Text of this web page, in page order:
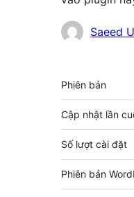
Những
góp
Saeed
Meta
Phiên bản
Cập nhật lần
Số lượt cài đặt
Phiên bản